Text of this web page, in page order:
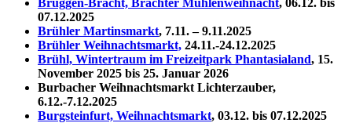
07.12.2025
Brühler Martinsmarkt, 7.11. – 9.11.2025
Brühler Weihnachtsmarkt, 24.11.-24.12.2025
Brühl, Wintertraum im Freizeitpark Phantasialand, 15.
November 2025 bis 25. Januar 2026
Burbacher Weihnachtsmarkt Lichterzauber,
6.12.-7.12.2025
Burgsteinfurt, Weihnachtsmarkt, 03.12. bis 07.12.2025